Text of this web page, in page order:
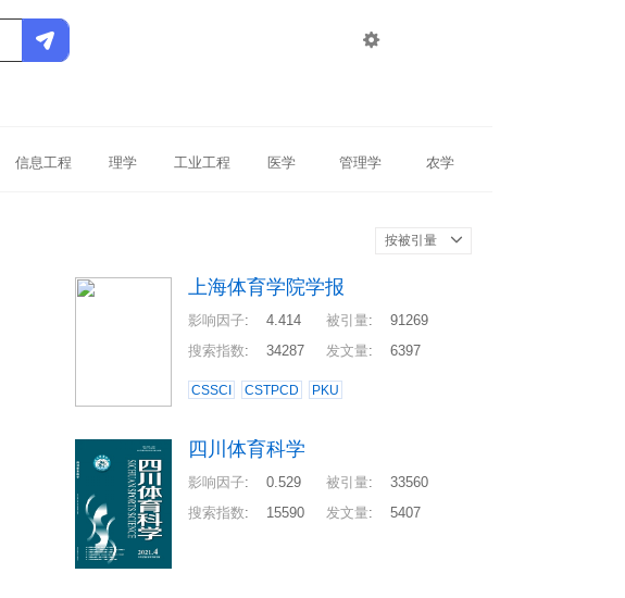

信息工程 理学 工业工程 医学 管理学 农学
按被引量
上海体育学院学报
影响因子: 4.414 被引量:
91269
搜索指数: 34287 发文量: 6397
CSSCI CSTPCD PKU
四川体育科学
影响因子: 0.529 被引量:
33560
搜索指数: 15590 发文量: 5407